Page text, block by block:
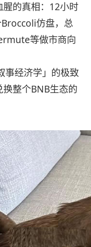
的真相：12小时
仿盘，总
等做市商向
事经济学」的极致
整个BNB生态的